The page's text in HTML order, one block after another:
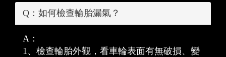
Q：如何檢查輪胎漏氣？
A：
1、檢查輪胎外觀，看車輪表面有無破損、變